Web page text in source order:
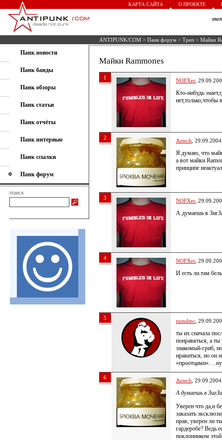
КАРТА САЙТА О ПРОЕКТЕ
ANTIPUNK/COM > Панк форум > Треп > Майки
Панк новости
Панк банды
Панк обзоры
Панк статьи
Панк отчёты
Панк интервью
Панк ссылки
Панк форум
поиск
Майки Rammones
1 NOFXer ,
Кто-нибудь
нет,только,чтобы
2 Aztech ,
Я думаю, что
а вот майки
принципе
3 NOFXer ,
А думаешь в
4 NOFXer ,
И есть ли там
5 rumdmc ,
ты их сначала
понравяться, а
знакомый-гриб,
нравиться, но он
«проотцами»….ну
6 Aztech ,
А думаешь в
Уверен что да,и
заказать
прав, уверен ли
гардеробе? Ведь
поклонником